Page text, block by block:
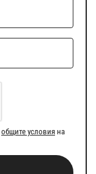
общите условия на